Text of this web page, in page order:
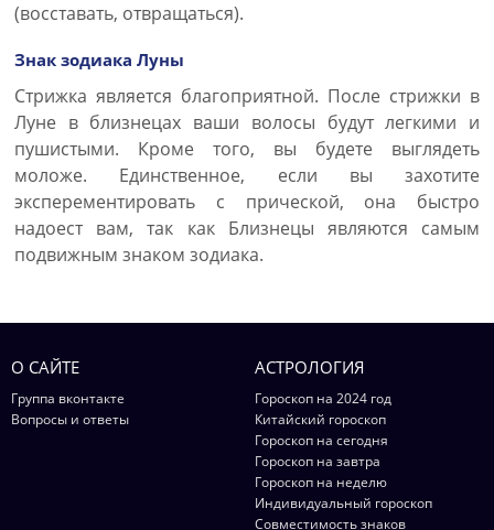
(восставать, отвращаться).
Знак зодиака Луны
Стрижка является благоприятной. После стрижки в
Луне в близнецах ваши волосы будут легкими и
пушистыми. Кроме того, вы будете выглядеть
моложе. Единственное, если вы захотите
эксперементировать с прической, она быстро
надоест вам, так как Близнецы являются самым
подвижным знаком зодиака.
О САЙТЕ
Группа вконтакте
Вопросы и ответы
АСТРОЛОГИЯ
Гороскоп на 2024 год
Китайский гороскоп
Гороскоп на сегодня
Гороскоп на завтра
Гороскоп на неделю
Индивидуальный гороскоп
Совместимость знаков